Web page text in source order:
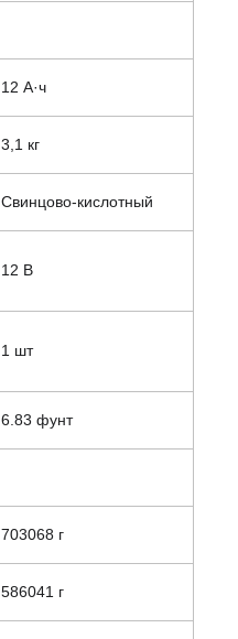
12 А·ч
3,1 кг
Свинцово-кислотный
12 В
1 шт
6.83 фунт
703068 г
586041 г